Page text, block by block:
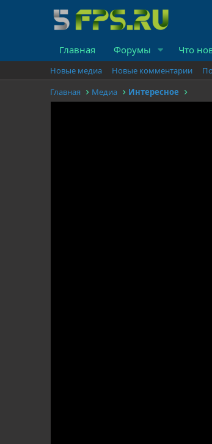
Главная Форумы Что
Новые медиа Новые комментарии
Главная
Медиа Интересное